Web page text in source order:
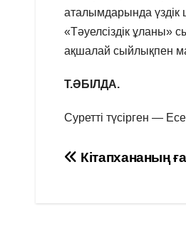
аталымдарында үздік
«Тәуелсіздік ұланы»
ақшалай сыйлықпен
Т.ӘБІЛДА.
Суретті түсірген —
Навигация
Кітапхананың